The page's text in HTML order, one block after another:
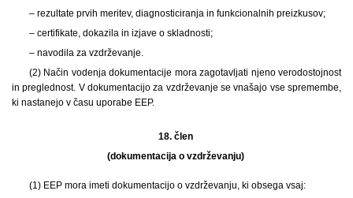
– rezultate prvih meritev, diagnosticiranja in funkcionalnih preizkusov;
– certifikate, dokazila in izjave o skladnosti;
– navodila za vzdrževanje.
(2) Način vodenja dokumentacije mora zagotavljati njeno verodostojnost
in preglednost. V dokumentacijo za vzdrževanje se vnašajo vse spremembe,
ki nastanejo v času uporabe EEP.
18. člen
(dokumentacija o vzdrževanju)
(1) EEP mora imeti dokumentacijo o vzdrževanju, ki obsega vsaj: